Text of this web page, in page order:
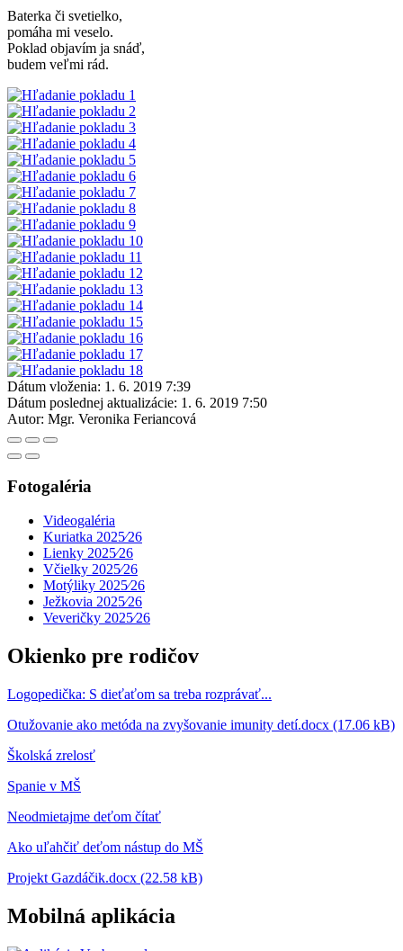
Baterka či svetielko,
pomáha mi veselo.
Poklad objavím ja snáď,
budem veľmi rád.
Dátum vloženia: 1. 6. 2019 7:39
Dátum poslednej aktualizácie: 1. 6. 2019 7:50
Autor: Mgr. Veronika Feriancová
Fotogaléria
Videogaléria
Kuriatka 2025⁄26
Lienky 2025⁄26
Včielky 2025⁄26
Motýliky 2025⁄26
Ježkovia 2025⁄26
Veveričky 2025⁄26
Okienko pre rodičov
Logopedička: S dieťaťom sa treba rozprávať...
Otužovanie ako metóda na zvyšovanie imunity detí.docx (17.06 kB)
Školská zrelosť
Spanie v MŠ
Neodmietajme deťom čítať
Ako uľahčiť deťom nástup do MŠ
Projekt Gazdáčik.docx (22.58 kB)
Mobilná aplikácia